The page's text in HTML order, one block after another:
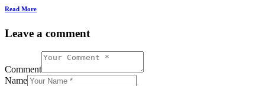
Read More
Leave a comment
Comment
Name